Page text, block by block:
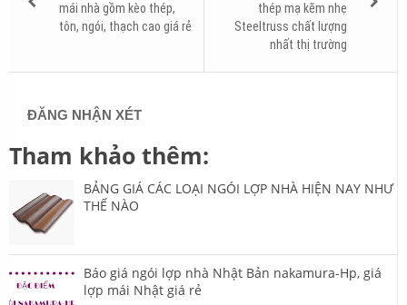
mái nhà gồm kèo thép,
tôn, ngói, thạch cao giá rẻ
thép mạ kẽm nhẹ
Steeltruss chất lượng
nhất thị trường
ĐĂNG NHẬN XÉT
Tham khảo thêm:
BẢNG GIÁ CÁC LOẠI NGÓI LỢP NHÀ HIỆN NAY NHƯ
THẾ NÀO
Báo giá ngói lợp nhà Nhật Bản nakamura-Hp, giá
lợp mái Nhật giá rẻ